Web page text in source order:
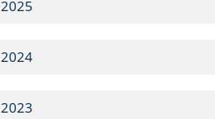
2025
2024
2023